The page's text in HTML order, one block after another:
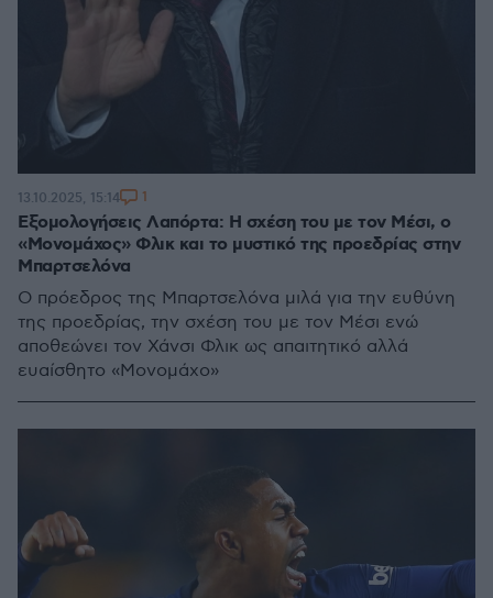
Εξομολογήσεις Λαπόρτα: Η σχέση του με τον Μέσι, ο
«Μονομάχος» Φλικ και το μυστικό της προεδρίας στην
Μπαρτσελόνα
Ο πρόεδρος της Μπαρτσελόνα μιλά για την ευθύνη
της προεδρίας, την σχέση του με τον Μέσι ενώ
αποθεώνει τον Χάνσι Φλικ ως απαιτητικό αλλά
ευαίσθητο «Μονομάχο»
13.10.2025, 15:14 1